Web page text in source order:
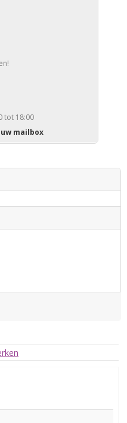
tot 18:00
mailbox